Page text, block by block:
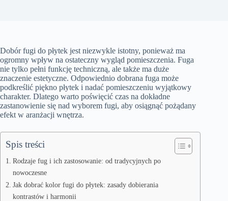
Dobór fugi do płytek jest niezwykle istotny, ponieważ ma
ogromny wpływ na ostateczny wygląd pomieszczenia. Fuga
nie tylko pełni funkcję techniczną, ale także ma duże
znaczenie estetyczne. Odpowiednio dobrana fuga może
podkreślić piękno płytek i nadać pomieszczeniu wyjątkowy
charakter. Dlatego warto poświęcić czas na dokładne
zastanowienie się nad wyborem fugi, aby osiągnąć pożądany
efekt w aranżacji wnętrza.
Spis treści
Rodzaje fug i ich zastosowanie: od tradycyjnych po
nowoczesne
Jak dobrać kolor fugi do płytek: zasady dobierania
kontrastów i harmonii